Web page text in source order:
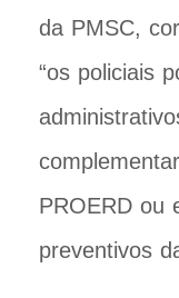
da PMSC,
“os policiais
PROERD ou
preventivos